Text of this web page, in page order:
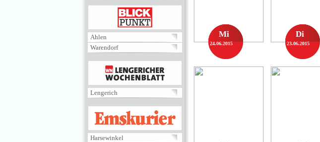
BLICKPUNKT
Ahlen
Warendorf
MENÜ
Lengerich
EMSKURIER
Harsewinkel
Mi
24.06.2015
Di
23.06.2015